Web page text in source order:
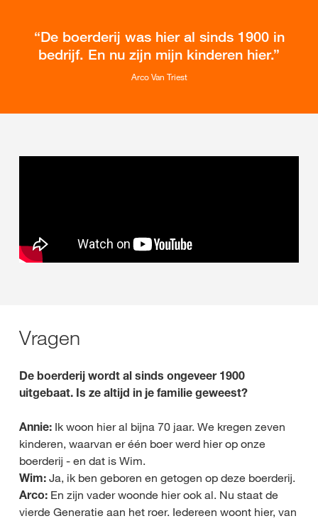
De boerderij was hier al sinds 1900 in
bedrijf. En nu zijn mijn kinderen hier.
Arco Van Triest
Vragen
De boerderij wordt al sinds ongeveer 1900
uitgebaat. Is ze altijd in je familie geweest?
Annie: Ik woon hier al bijna 70 jaar. We kregen zeven
kinderen, waarvan er één boer werd hier op onze
boerderij - en dat is Wim.
Wim: Ja, ik ben geboren en getogen op deze boerderij.
Arco: En zijn vader woonde hier ook al. Nu staat de
vierde Generatie aan het roer. Iedereen woont hier, van